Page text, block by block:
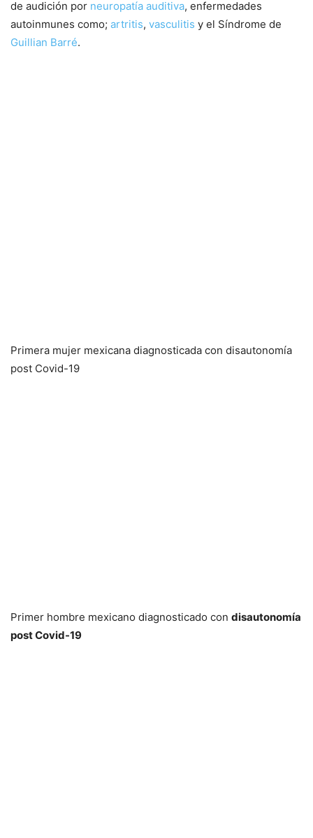
de audición por neuropatía auditiva, enfermedades
autoinmunes como; artritis, vasculitis y el Síndrome de
Guillian Barré.
Primera mujer mexicana diagnosticada con disautonomía
post Covid-19
Primer hombre mexicano diagnosticado con disautonomía
post Covid-19